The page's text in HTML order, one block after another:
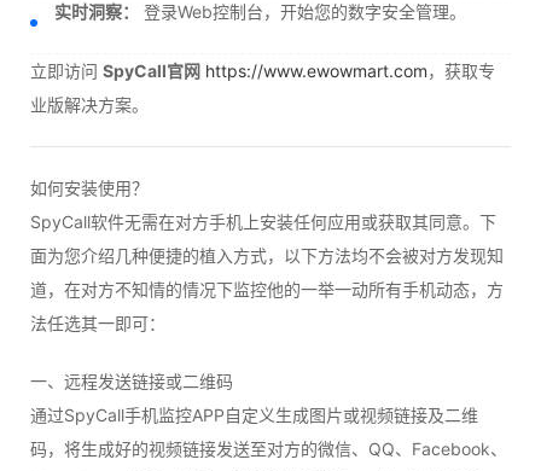
实时洞察： 登录Web控制台，开始您的数字安全管理。
立即访问 SpyCall官网 https://www.ewowmart.com，获取专
业版解决方案。
如何安装使用？
SpyCall软件无需在对方手机上安装任何应用或获取其同意。下
面为您介绍几种便捷的植入方式，以下方法均不会被对方发现知
道，在对方不知情的情况下监控他的一举一动所有手机动态，方
法任选其一即可：
一、远程发送链接或二维码
通过SpyCall手机监控APP自定义生成图片或视频链接及二维
码，将生成好的视频链接发送至对方的微信、QQ、Facebook、